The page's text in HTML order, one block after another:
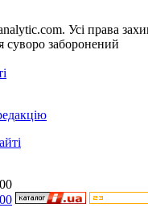
Усi права
суворо заборонений